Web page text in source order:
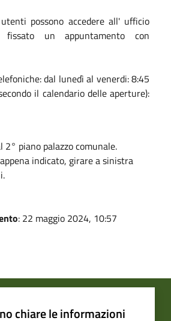
possono accedere all' ufficio
un appuntamento con
dal lunedì al venerdi: 8:45
il calendario delle aperture):
2° piano palazzo comunale.
indicato, girare a sinistra
: 22 maggio 2024, 10:57
chiare le informazioni